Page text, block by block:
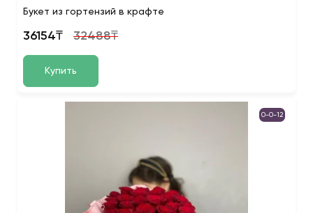
Букет из гортензий в крафте
36154₸ 32488₸
Купить
0-0-12